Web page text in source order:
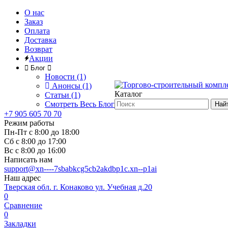
О нас
Заказ
Оплата
Доставка
Возврат
Акции
Блог
Новости (1)
Анонсы (1)
Статьи (1)
Смотреть Весь Блог
Каталог
+7 905 605 70 70
Режим работы
Пн-Пт с 8:00 до 18:00
Сб с 8:00 до 17:00
Вс с 8:00 до 16:00
Написать нам
support@xn----7sbabkcg5cb2akdbp1c.xn--p1ai
Наш адрес
Тверская обл. г. Конаково ул. Учебная д.20
0
Сравнение
0
Закладки